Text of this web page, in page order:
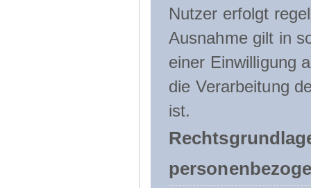
Nutzer erfolgt
Ausnahme gilt in
einer Einwilligung
die Verarbeitung
ist.